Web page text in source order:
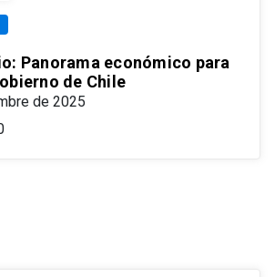
Panorama económico para
de Chile
de 2025